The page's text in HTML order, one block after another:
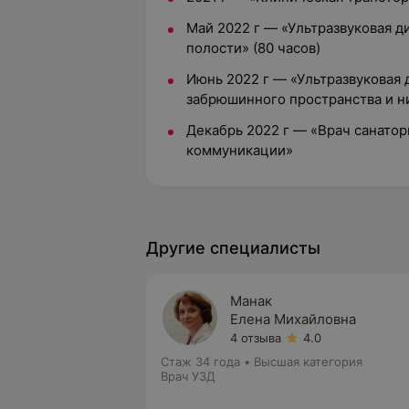
Май 2022 г — «Ультразвуковая
полости» (80 часов)
Июнь 2022 г — «Ультразвуковая
забрюшинного пространства и
Декабрь 2022 г — «Врач
коммуникации»
Другие специалисты
Манак
Елена Михайловна
4 отзыва
4.0
Стаж 34 года • Высшая категория
Врач УЗД